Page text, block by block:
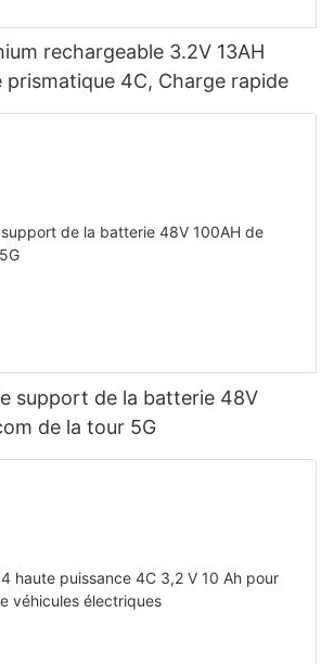
rechargeable 3.2V 13AH
prismatique 4C, Charge rapide
support de la batterie 48V
de la tour 5G